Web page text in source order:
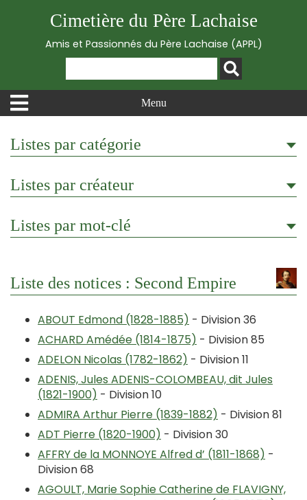
Cimetière du Père Lachaise
Amis et Passionnés du Père Lachaise (APPL)
Menu
Listes par catégorie
Listes par créateur
Listes par mot-clé
Liste des notices : Second Empire
ABOUT Edmond (1828-1885) - Division 36
ACHARD Amédée (1814-1875) - Division 85
ADELON Nicolas (1782-1862) - Division 11
ADENIS, Jules ADENIS-COLOMBEAU, dit Jules
(1821-1900) - Division 10
ADMIRA Arthur Pierre (1839-1882) - Division 81
ADT Pierre (1820-1900) - Division 30
AFFRY de la MONNOYE Alfred d’ (1811-1868) -
Division 68
AGOULT, Marie Sophie Catherine de FLAVIGNY,